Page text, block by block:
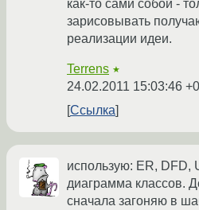
как-то сами собой -
зарисовывать
реализации идеи.
Terrens ★
24.02.2011 15:03:46
Ссылка
использую: ER, DFD,
диаграмма классов.
сначала загоняю в